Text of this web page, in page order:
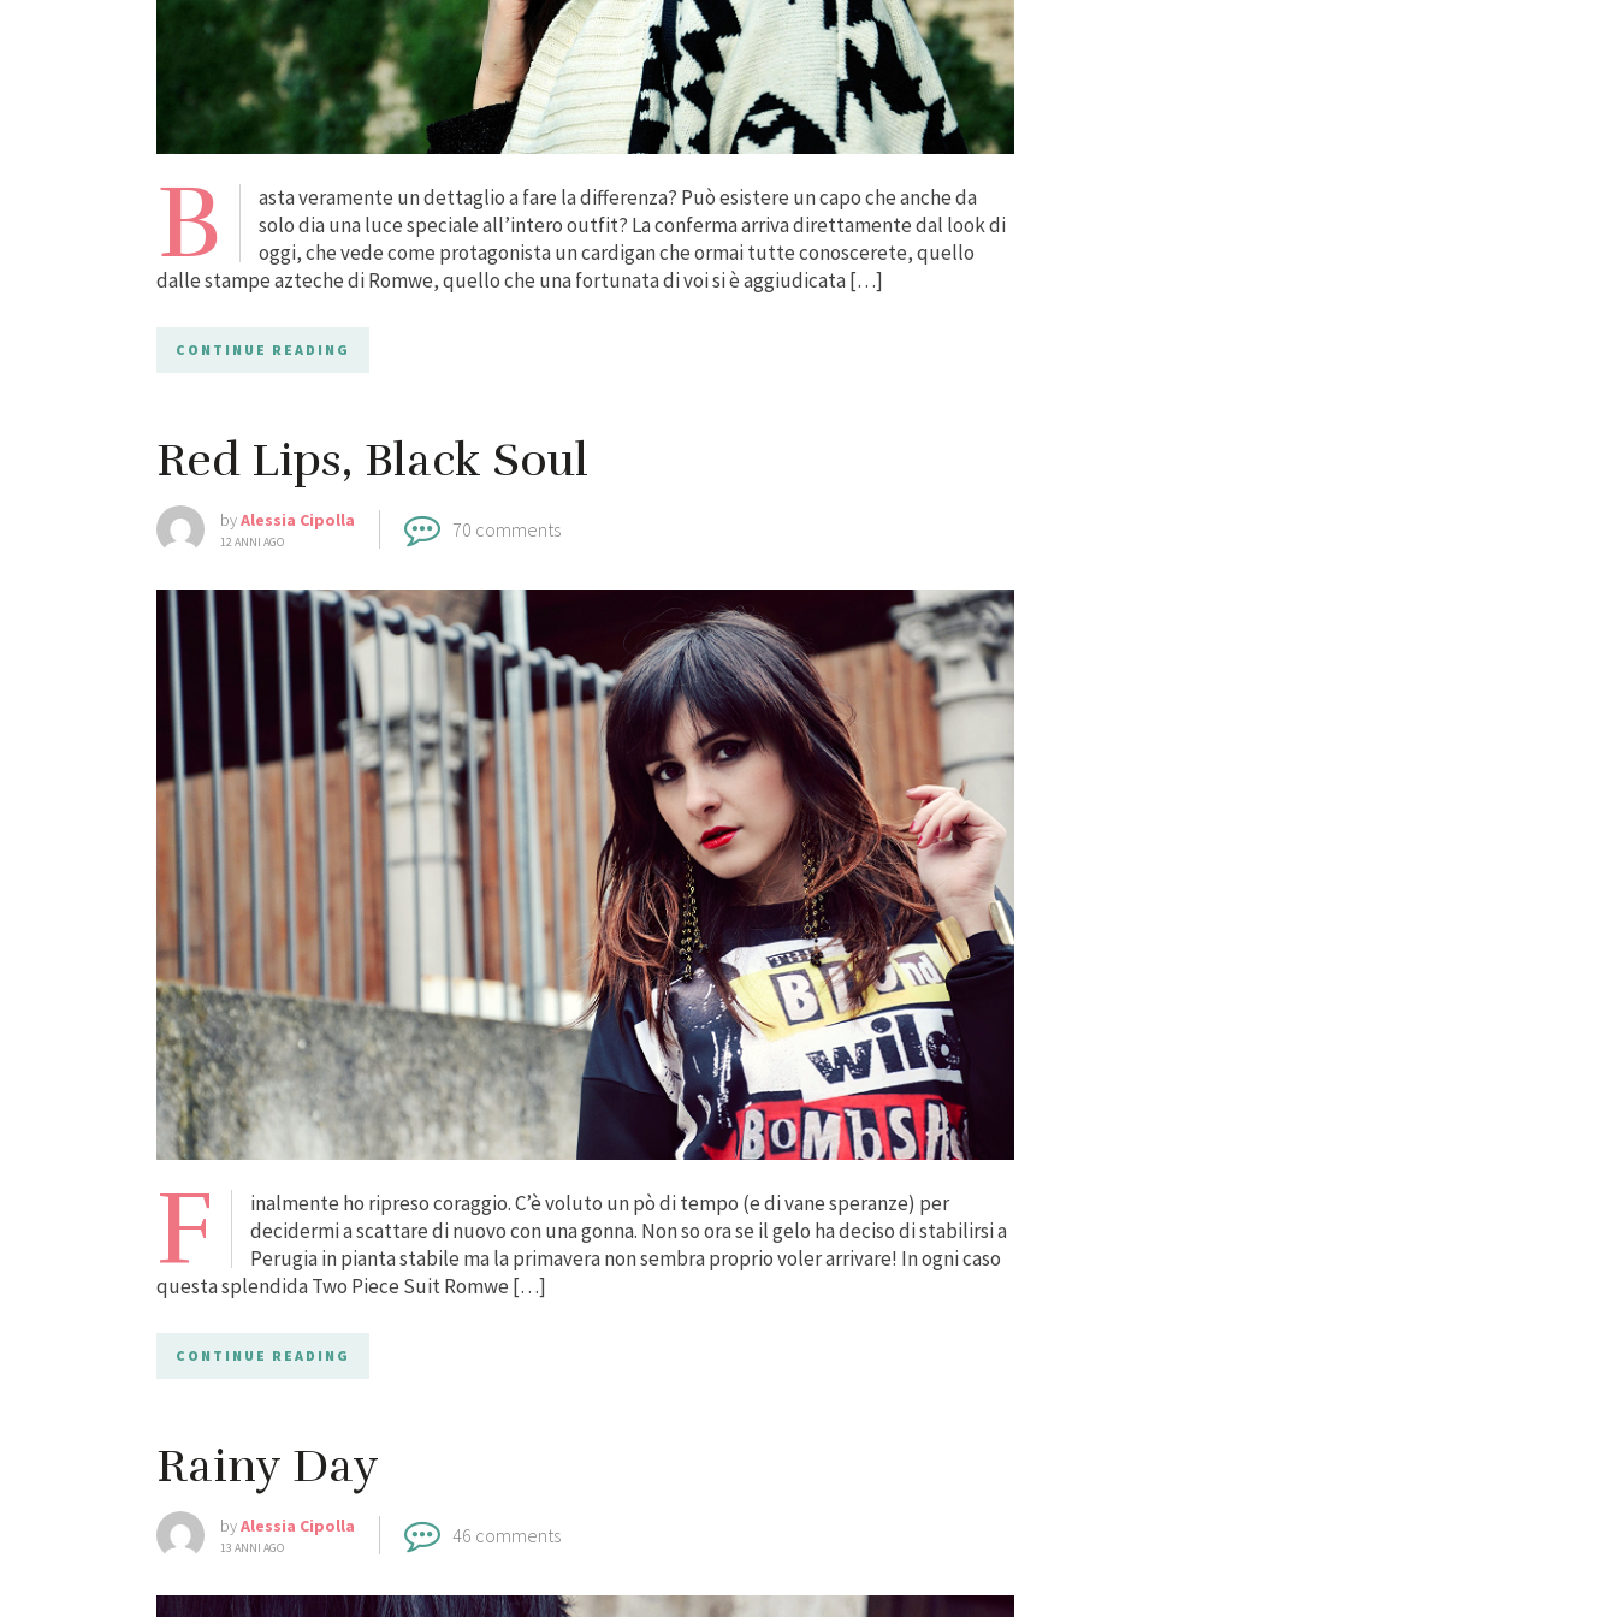
B
asta veramente un dettaglio a fare la differenza? Può esistere un capo che anche da
solo dia una luce speciale all’intero outfit? La conferma arriva direttamente dal look di
oggi, che vede come protagonista un cardigan che ormai tutte conoscerete, quello
dalle stampe azteche di Romwe, quello che una fortunata di voi si è aggiudicata […]
CONTINUE READING
Red Lips, Black Soul
byAlessia Cipolla
12 ANNI AGO
70 comments
F
inalmente ho ripreso coraggio. C’è voluto un pò di tempo (e di vane speranze) per
decidermi a scattare di nuovo con una gonna. Non so ora se il gelo ha deciso di stabilirsi a
Perugia in pianta stabile ma la primavera non sembra proprio voler arrivare! In ogni caso
questa splendida Two Piece Suit Romwe […]
CONTINUE READING
Rainy Day
byAlessia Cipolla
13 ANNI AGO
46 comments